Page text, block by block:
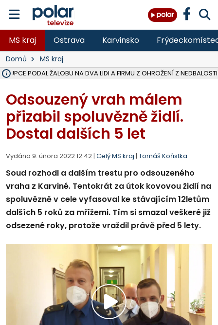
MS kraj Ostrava Karvinsko
Domů MS kraj
PODAL ŽALOBU NA DVA LIDI A FIRMU Z OHROŽENÍ Z NEDBALOSTI
Odsouzený vrah málem
přizabil spoluvězně židlí.
Dostal dalších 5 let
Vydáno 9. února 2022 12:42 | Celý MS kraj | Tomáš Kořistka
Soud rozhodl a dalším trestu pro odsouzeného
vraha z Karviné. Tentokrát za útok kovovou židlí na
spoluvězně v cele vyfasoval ke stávajícím 12letům
dalších 5 roků za mřížemi. Tím si smazal veškeré již
odsezené roky, protože vraždil právě před 5 lety.
Přehrát